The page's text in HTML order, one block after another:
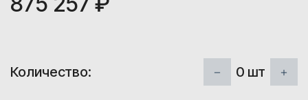
Количество: 0 шт